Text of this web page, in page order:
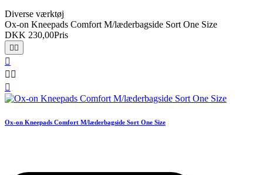
Diverse værktøj
Ox-on Kneepads Comfort M/læderbagside Sort One Size
DKK 230,00Pris
 

 

Ox-on Kneepads Comfort M/læderbagside Sort One Size